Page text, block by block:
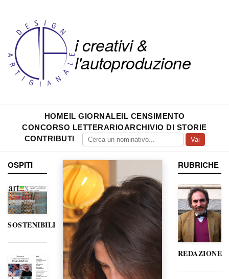
i creativi &
l'autoproduzione
HOMEIL GIORNALEIL CENSIMENTO
CONCORSO LETTERARIOARCHIVIO DI STORIE
CONTRIBUTI
Vai
OSPITI
SOSTENIBILITÀ
RUBRICHE
REDAZIONE